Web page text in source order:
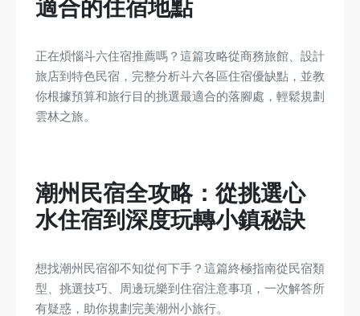
適合的住宿地點
正在煩惱斗六住宿推薦嗎？這篇攻略從商務旅館、設計
旅店到特色民宿，完整分析斗六各區住宿優缺點，並教
你根據預算和旅行目的挑選最適合的落腳處，輕鬆規劃
雲林之旅。
潮州民宿全攻略：從挑選心
水住宿到深度玩轉小鎮秘訣
想找潮州民宿卻不知從何下手？這篇終極指南從民宿類
型、挑選技巧、周邊玩樂到住宿注意事項，一次解答所
有疑惑，助你規劃完美潮州小旅行。